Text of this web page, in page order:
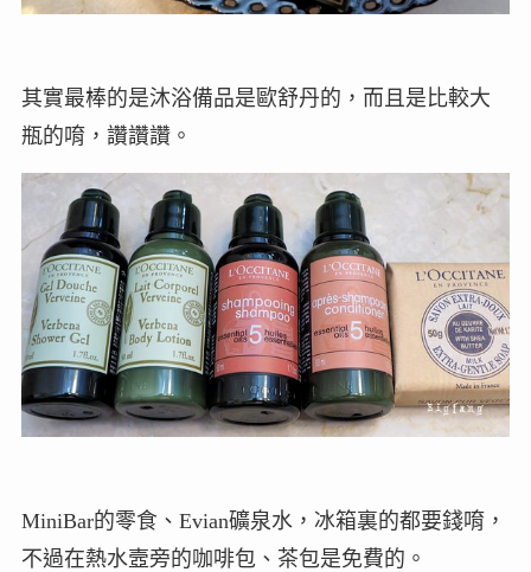
其實最棒的是沐浴備品是歐舒丹的，而且是比較大
瓶的唷，讚讚讚。
MiniBar的零食、Evian礦泉水，冰箱裏的都要錢唷，
不過在熱水壼旁的咖啡包、茶包是免費的。